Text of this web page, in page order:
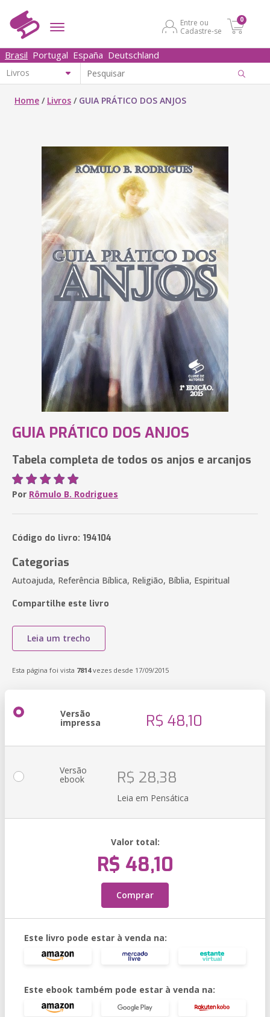
Entre ou
Cadastre-se
0
Brasil Portugal España Deutschland
Home / Livros / GUIA PRÁTICO DOS ANJOS
GUIA PRÁTICO DOS ANJOS
Tabela completa de todos os anjos e arcanjos
Por Rômulo B. Rodrigues
Código do livro: 194104
Categorias
Autoajuda, Referência Bíblica, Religião, Bíblia, Espiritual
Compartilhe este livro
Leia um trecho
Esta página foi vista 7814vezes desde 17/09/2015
Versão
impressa R$ 48,10
Versão
ebook R$ 28,38
Leia em Pensática
Valor total:
R$ 48,10
Comprar
Este livro pode estar à venda na:
Este ebook também pode estar à venda na: